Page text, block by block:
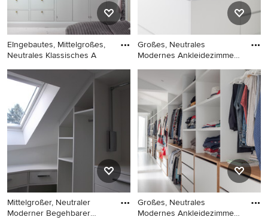
EIngebautes, Mittelgroßes,
Neutrales Klassisches A
EIngebautes, Mittelgroßes,
Neutrales Klassisches
Ankleidezimmer mit
flächenbündigen
Schrankfronten, weißen
Schränken, hellem
Holzboden und weißem
Boden in Aarhus
Großes, Neutrales
Modernes Ankleidezimmer
Großes, Neutrales Modernes
Ankleidezimmer mit
Ankleidebereich, offenen
Schränken, weißen
Schränken, Marmorboden
und weißem Boden in Köln
Mittelgroßer, Neutraler
Moderner Begehbarer
Großes, Neutrales
Modernes Ankleidezimmer